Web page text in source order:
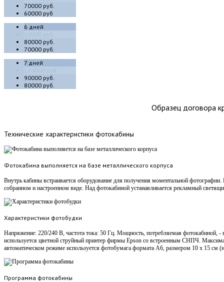
70000 руб.
60000 руб
6 дней
80000 руб.
70000 руб.
7 дней
90000 руб.
80000 руб.
Образец договора
Технические характеристики фотокабины
Фотокабина выполняется на базе металлического корпуса
Внутрь кабины встраивается оборудование для получения моментальной
собранном и настроенном виде. Над фотокабиной устанавливается рекламный
Характеристики фотобудки
Напряжение: 220/240 В, частота тока: 50 Гц. Мощность, потребляемая фотокабиной,
используется цветной струйный принтер фирмы Epson со встроенным СНПЧ.
автоматическом режиме используется фотобумага формата А6, размером 10 х 15 см
Программа фотокабины